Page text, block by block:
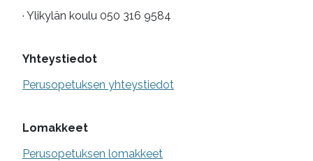
· Ylikylän koulu 050 316 9584
Yhteystiedot
Perusopetuksen yhteystiedot
Lomakkeet
Perusopetuksen lomakkeet